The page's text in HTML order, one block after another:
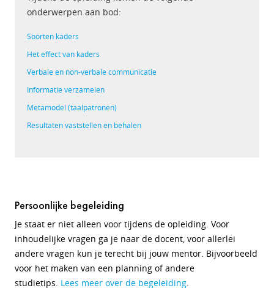
onderwerpen aan bod:
Soorten kaders
Het effect van kaders
Verbale en non-verbale communicatie
Informatie verzamelen
Metamodel (taalpatronen)
Resultaten vaststellen en behalen
Persoonlijke begeleiding
Je staat er niet alleen voor tijdens de opleiding. Voor
inhoudelijke vragen ga je naar de docent, voor allerlei
andere vragen kun je terecht bij jouw mentor. Bijvoorbeeld
voor het maken van een planning of andere
studietips. Lees meer over de begeleiding.